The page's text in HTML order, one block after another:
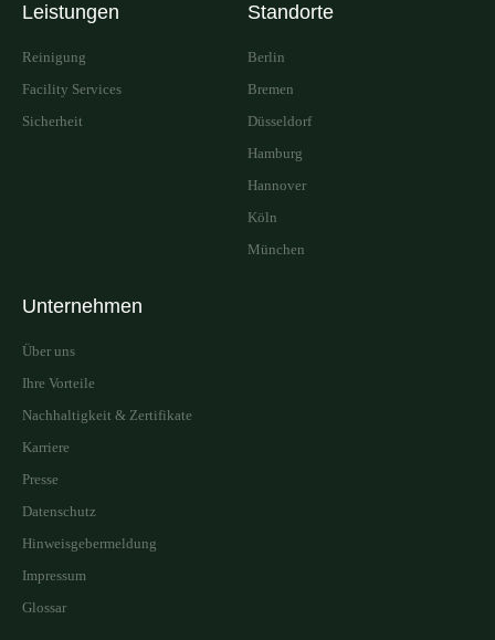
Leistungen
Reinigung
Facility Services
Sicherheit
Standorte
Berlin
Bremen
Düsseldorf
Hamburg
Hannover
Köln
München
Unternehmen
Über uns
Ihre Vorteile
Nachhaltigkeit & Zertifikate
Karriere
Presse
Datenschutz
Hinweisgebermeldung
Impressum
Glossar